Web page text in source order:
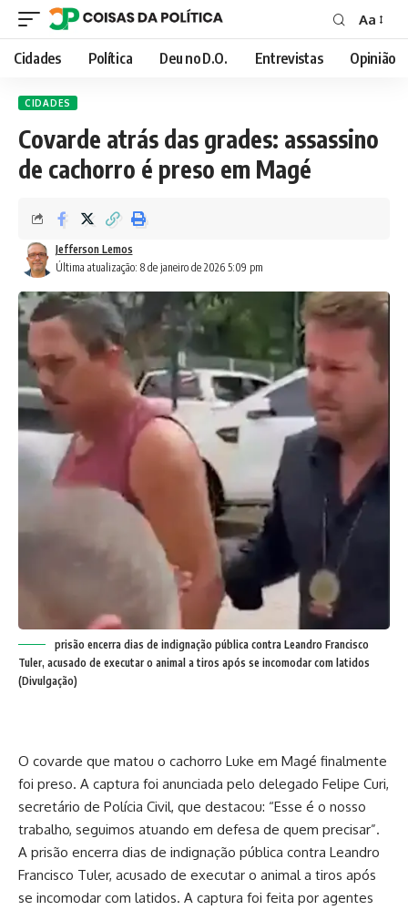
Font
Resizer
Aa
Cidades Política Deu no D.O. Entrevistas Opinião
CIDADES
Covarde atrás das grades: assassino
de cachorro é preso em Magé
Última atualização: 8 de janeiro de 2026 5:09 pm
Jefferson Lemos
prisão encerra dias de indignação pública contra Leandro Francisco
Tuler, acusado de executar o animal a tiros após se incomodar com latidos
(Divulgação)
O covarde que matou o cachorro Luke em Magé finalmente
foi preso. A captura foi anunciada pelo delegado Felipe Curi,
secretário de Polícia Civil, que destacou: “Esse é o nosso
trabalho, seguimos atuando em defesa de quem precisar”.
A prisão encerra dias de indignação pública contra Leandro
Francisco Tuler, acusado de executar o animal a tiros após
se incomodar com latidos. A captura foi feita por agentes